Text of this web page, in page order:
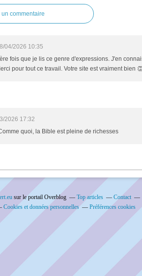
un commentaire
04/2026 10:35
fois que je lis ce genre d'expressions. J'en
pour tout ce travail. Votre site est vraiment bien
2026 17:32
quoi, la Bible est pleine de richesses
sur le portail Overblog Top articles
Contact
Cookies et données personnelles Préférences cookies